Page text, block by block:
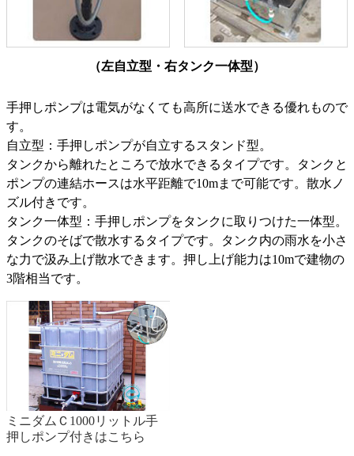
（左自立型・右タンク一体型）
手押しポンプは電気がなくても高所に送水できる優れもので
す。
自立型：手押しポンプが自立するスタンド型。
タンクから離れたところで放水できるタイプです。タンクと
ポンプの連結ホースは水平距離で10mまで可能です。散水ノ
ズル付きです。
タンク一体型：手押しポンプをタンクに取りつけた一体型。
タンクのそばで散水するタイプです。タンク内の雨水を小さ
な力で汲み上げ散水できます。押し上げ能力は10mで建物の
3階相当です。
ミニダムＣ1000リットル手
押しポンプ付きはこちら